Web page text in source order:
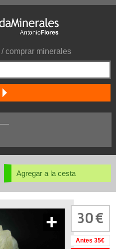
comprar minerales
Agregar a la cesta
+ 30
Antes 35€